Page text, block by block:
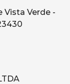
Vista Verde -